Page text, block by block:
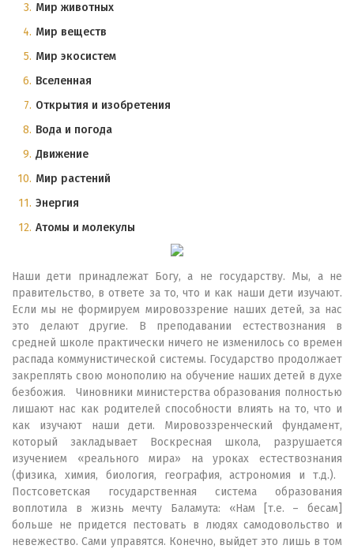
Мир животных
Мир веществ
Мир экосистем
Вселенная
Открытия и изобретения
Вода и погода
Движение
Мир растений
Энергия
Атомы и молекулы
Наши дети принадлежат Богу, а не государству. Мы, а не
правительство, в ответе за то, что и как наши дети изучают.
Если мы не формируем мировоззрение наших детей, за нас
это делают другие. В преподавании естествознания в
средней школе практически ничего не изменилось со времен
распада коммунистической системы. Государство продолжает
закреплять свою монополию на обучение наших детей в духе
безбожия. Чиновники министерства образования полностью
лишают нас как родителей способности влиять на то, что и
как изучают наши дети. Мировоззренческий фундамент,
который закладывает Воскресная школа, разрушается
изучением «реального мира» на уроках естествознания
(физика, химия, биология, география, астрономия и т.д.).
Постсоветская государственная система образования
воплотила в жизнь мечту Баламута: «Нам [т.е. – бесам]
больше не придется пестовать в людях самодовольство и
невежество. Сами управятся. Конечно, выйдет это лишь в том